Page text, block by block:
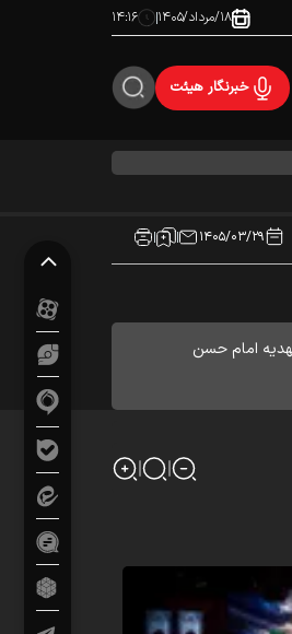
۱۸/مرداد/۱۴۰۵ ۱۴:۱۶
خبرنگار هیئت
۱۴۰۵/۰۳/۲۹
امام حسن